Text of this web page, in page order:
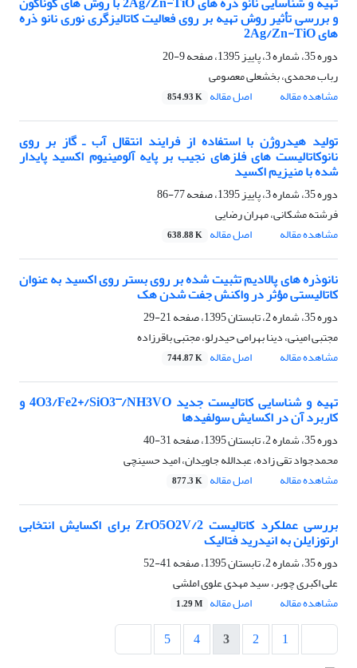
و بررسی تأثیر روش تهیه بر روی فعالیت کاتالیزگری نوری نانو ذره
های 2Ag/Zn-TiO
دوره 35، شماره 3، پاییز 1395، صفحه
9-20
رباب محمدی، بخشعلی معصومی
مشاهده مقاله
اصل مقاله 854.93 K
تولید هیدروژن با استفاده از فرایند انتقال آب ـ گاز بر روی
نانوکاتالیست های فلزهای نجیب بر پایه آلومینیوم اکسید پایدار
شده با منیزیم اکسید
دوره 35، شماره 3، پاییز 1395، صفحه
77-86
فرشته مشکانی، مهران رضایی
مشاهده مقاله
اصل مقاله 638.88 K
نانوذره های پالادیم تثبیت شده بر روی بستر روی اکسید به عنوان
کاتالیستی مؤثر در واکنش جفت شدن هک
دوره 35، شماره 2، تابستان 1395، صفحه
21-29
مجتبی امینی، دینا بهرامی حیدرلو، مجتبی باقرزاده
مشاهده مقاله
اصل مقاله 744.87 K
تهیه و شناسایی کاتالیست جدید 4O3/Fe2+/SiO3¯/NH3VO و
کاربرد آن در اکسایش سولفیدها
دوره 35، شماره 2، تابستان 1395، صفحه
31-40
محمدجواد تقی زاده، عبدالله جاویدان، امید حسینچی
مشاهده مقاله
اصل مقاله 877.3 K
بررسی عملکرد کاتالیست 2/ZrO5O2V برای اکسایش انتخابی
ارتوزایلن به انیدرید فتالیک
دوره 35، شماره 2، تابستان 1395، صفحه
41-52
علی اکبری چوبر، سید مهدی علوی املشی
مشاهده مقاله
اصل مقاله 1.29 M
1
2
3
4
5